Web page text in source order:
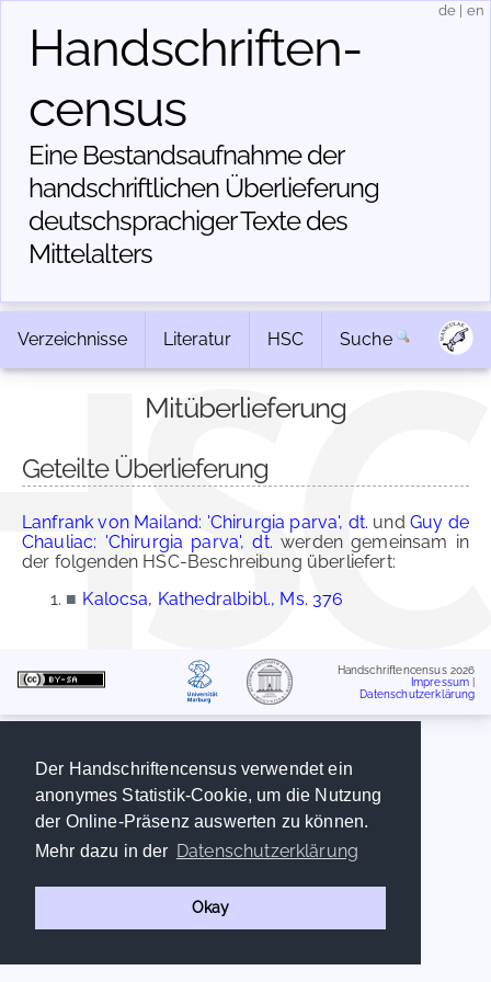
Der Handschriftencensus verwendet ein
anonymes Statistik-Cookie, um die Nutzung
der Online-Präsenz auswerten zu können.
Mehr dazu in der Datenschutzerklärung
Okay
Handschriften­
census
Eine Bestandsaufnahme der
handschriftlichen Über­lieferung
deutschsprachiger Texte des
Mittelalters
de en
Verzeichnisse Literatur HSC Suche
Mitüberlieferung
Geteilte Überlieferung
Lanfrank von Mailand: 'Chirurgia parva', dt. und Guy de
Chauliac: 'Chirurgia parva', dt. werden gemeinsam in
der folgenden HSC-Beschreibung überliefert:
■ Kalocsa, Kathedralbibl., Ms. 376
Handschriftencensus 2026
Impressum
Datenschutzerklärung